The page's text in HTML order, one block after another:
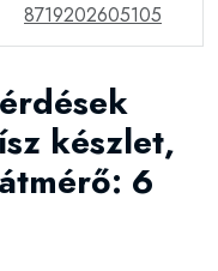
8719202605105
készlet,
6